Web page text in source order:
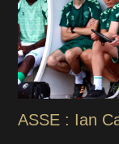
ASSE : Ian